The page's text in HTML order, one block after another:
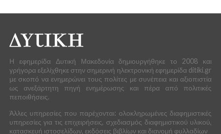
Εισηγητής: κ. Ελευθέριος Ιωαννίδης, Δήμαρχος Κοζάνης
Συγχώνευση των Κέντρων Εξυπηρέτησης πολιτών
(Κ.Ε.Π.) της πόλης της Κοζάνης, του Δήμου Κοζάνης.
Εισηγητής: κ. Ελευθέριος Ιωαννίδης, Δήμαρχος Κοζάνης
3.
Έγκριση υπογραφής Προγραμματικής Σύμβασης μεταξύ
Δήμου Κοζάνης – ΑΝ.ΚΟ.με τίτλο «Προετοιμασία φακέλου
τεκμηρίωσης θεμάτων συνεργασίας του Δήμου Κοζάνης
με την ΕΤΒΑ ΒΙΠΕ Α.Ε. για την ανάπτυξη της ΒΙΠΕ